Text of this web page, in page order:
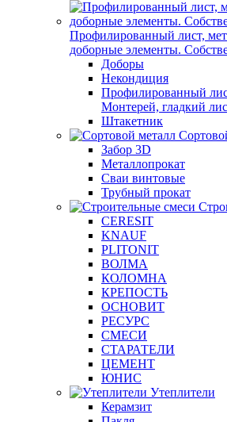
Профилированный лист,
доборные элементы.
Доборы
Некондиция
Профилированный
Монтерей, гладкий
Штакетник
Забор 3D
Металлопрокат
Сваи винтовые
Трубный прокат
CERESIT
KNAUF
PLITONIT
ВОЛМА
КОЛОМНА
КРЕПОСТЬ
ОСНОВИТ
РЕСУРС
СМЕСИ
СТАРАТЕЛИ
ЦЕМЕНТ
ЮНИС
Утеплители
Керамзит